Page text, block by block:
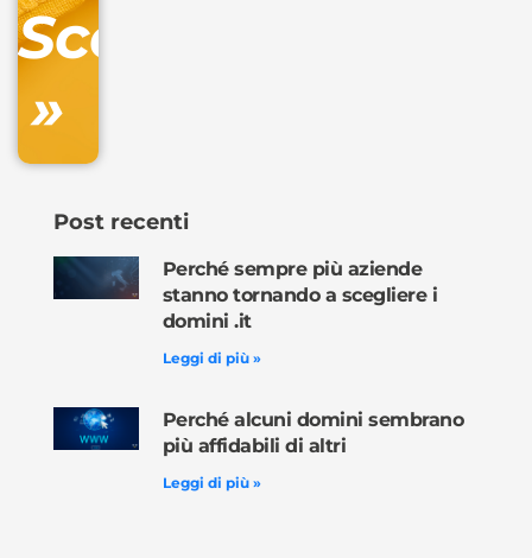
Scopri
»
Post recenti
Perché sempre più aziende
stanno tornando a scegliere i
domini .it
Leggi di più »
Perché alcuni domini sembrano
più affidabili di altri
Leggi di più »